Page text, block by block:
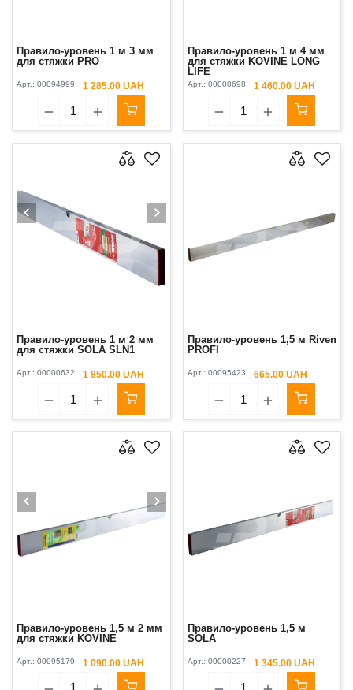
Правило-уровень 1 м 3 мм
для стяжки PRO
Арт.: 00094999 1 285.00 UAH
Правило-уровень 1 м 4 мм
для стяжки KOVINE LONG
LIFE
Арт.: 00000698 1 460.00 UAH
Правило-уровень 1 м 2 мм
для стяжки SOLA SLN1
Арт.: 00000632 1 850.00 UAH
Правило-уровень 1,5 м Riven
PROFI
Арт.: 00095423 665.00 UAH
Правило-уровень 1,5 м 2 мм
для стяжки KOVINE
Арт.: 00095179 1 090.00 UAH
Правило-уровень 1,5 м
SOLA
Арт.: 00000227 1 345.00 UAH